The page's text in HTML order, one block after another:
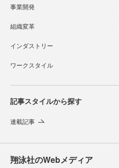
事業開発
組織変革
インダストリー
ワークスタイル
記事スタイルから探す
連載記事
翔泳社のWebメディア